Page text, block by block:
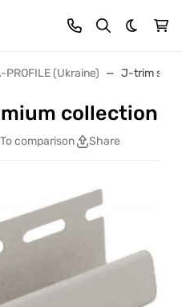
Dark
PROFILE (Ukraine) J-trim strip
collection
To comparison Share